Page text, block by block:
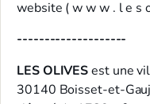
website ( w w w . l e s
--------------------
LES OLIVESest une
30140 Boisset-et-